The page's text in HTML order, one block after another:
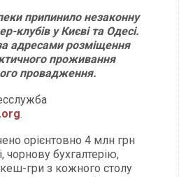
припинило незаконну
клубів у Києві та Одесі.
адресами розміщення
проживання
провадження.
.
орієнтовно 4 млн грн
чорнову бухгалтерію,
гри з кожного столу